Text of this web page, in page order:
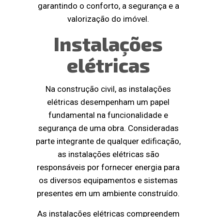
garantindo o conforto, a segurança e a
valorização do imóvel.
Instalações
elétricas
Na construção civil, as instalações
elétricas desempenham um papel
fundamental na funcionalidade e
segurança de uma obra. Consideradas
parte integrante de qualquer edificação,
as instalações elétricas são
responsáveis por fornecer energia para
os diversos equipamentos e sistemas
presentes em um ambiente construído.
As instalações elétricas compreendem